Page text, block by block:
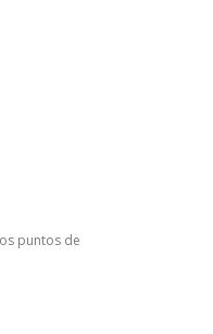
puntos de